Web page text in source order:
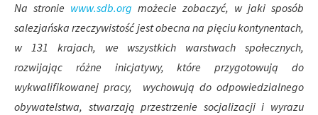
Na stronie www.sdb.org możecie zobaczyć, w jaki sposób
salezjańska rzeczywistość jest obecna na pięciu kontynentach,
w 131 krajach, we wszystkich warstwach społecznych,
rozwijając różne inicjatywy, które przygotowują do
wykwalifikowanej pracy, wychowują do odpowiedzialnego
obywatelstwa, stwarzają przestrzenie socjalizacji i wyrazu